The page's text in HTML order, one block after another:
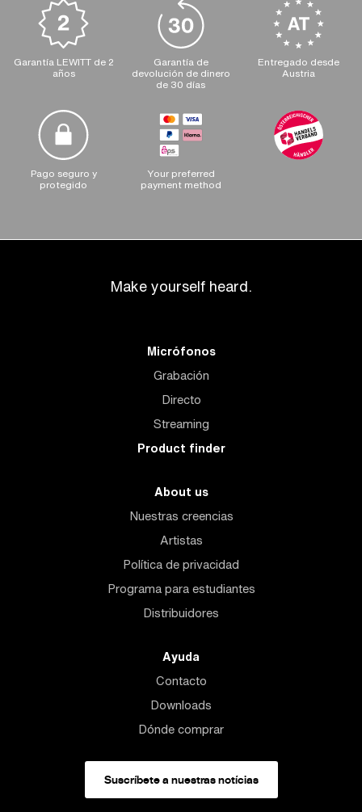
Garantía LEWITT de 2
años
Garantía de
devolución de dinero
de 30 días
Entregado desde
Austria
Pago seguro y
protegido
Your preferred
payment method
Make yourself heard.
Micrófonos
Grabación
Directo
Streaming
Product finder
About us
Nuestras creencias
Artistas
Política de privacidad
Programa para estudiantes
Distribuidores
Ayuda
Contacto
Downloads
Dónde comprar
Suscríbete a nuestras notícias